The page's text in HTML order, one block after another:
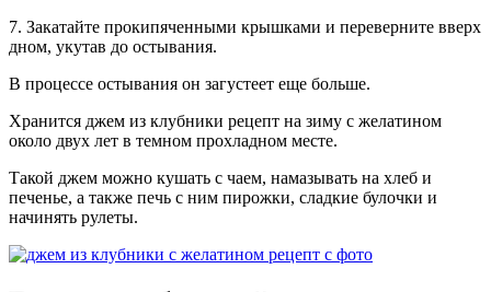
7. Закатайте прокипяченными крышками и переверните вверх
дном, укутав до остывания.
В процессе остывания он загустеет еще больше.
Хранится джем из клубники рецепт на зиму с желатином
около двух лет в темном прохладном месте.
Такой джем можно кушать с чаем, намазывать на хлеб и
печенье, а также печь с ним пирожки, сладкие булочки и
начинять рулеты.